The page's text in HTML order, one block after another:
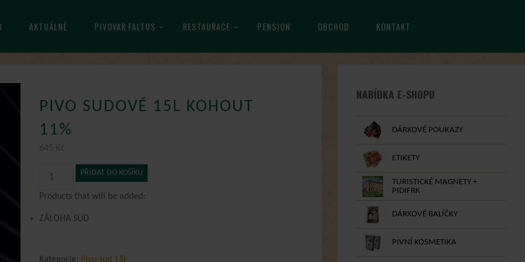
AKTUÁLNĚ PIVOVAR FALTUS RESTAURACE PENSION OBCHOD KONTAKT
PIVO SUDOVÉ 15L KOHOUT
11%
645 Kč
15l
11%
PŘIDAT DO KOŠÍKU
Products that will be added:
ZÁLOHA SUD
Kategorie: Pivo sud 15l
NABÍDKA E-SHOPU
DÁRKOVÉ POUKAZY
ETIKETY
TURISTICKÉ MAGNETY +
PIDIFRK
DÁRKOVÉ BALÍČKY
PIVNÍ KOSMETIKA